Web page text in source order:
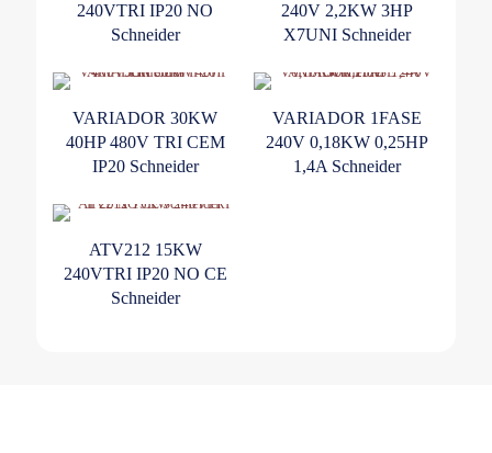
240VTRI IP20 NO
Schneider
240V 2,2KW 3HP
X7UNI Schneider
VARIADOR 30KW
40HP 480V TRI CEM
IP20 Schneider
VARIADOR 1FASE
240V 0,18KW 0,25HP
1,4A Schneider
ATV212 15KW
240VTRI IP20 NO CE
Schneider